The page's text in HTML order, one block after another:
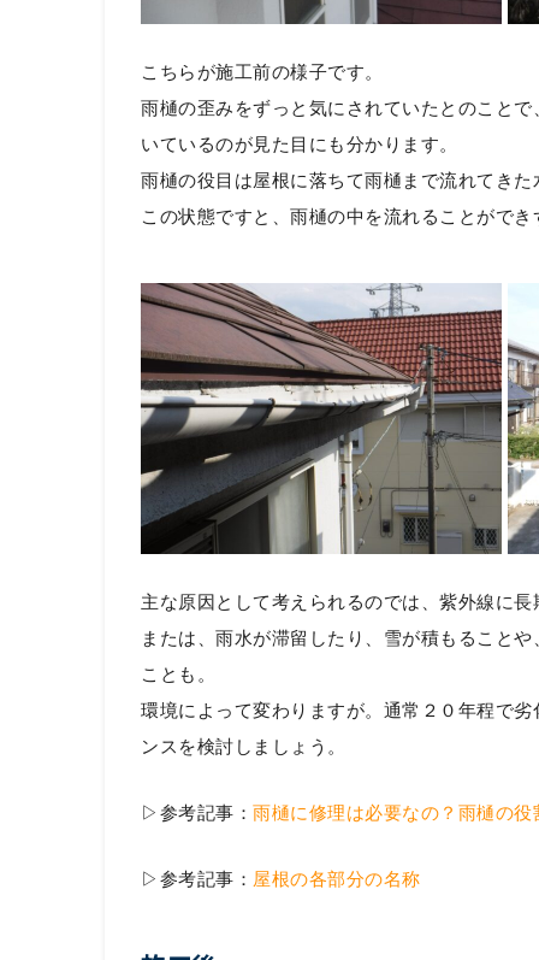
こちらが施工前の様子です。
雨樋の歪みをずっと気にされていたとのこと
いているのが見た目にも分かります。
雨樋の役目は屋根に落ちて雨樋まで流れてき
この状態ですと、雨樋の中を流れることがで
主な原因として考えられるのでは、紫外線に
または、雨水が滞留したり、雪が積もること
ことも。
環境によって変わりますが。通常２０年程で
ンスを検討しましょう。
▷参考記事： 雨樋に修理は必要なの？雨樋の
▷参考記事： 屋根の各部分の名称